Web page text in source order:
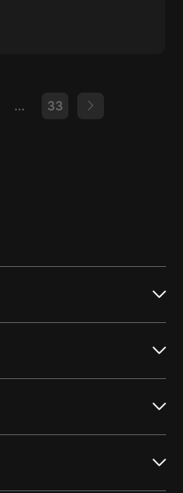
... 33